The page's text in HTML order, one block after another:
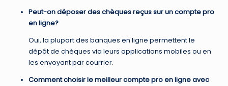
Peut-on déposer des chèques reçus sur un compte pro
en ligne?
Oui, la plupart des banques en ligne permettent le
dépôt de chèques via leurs applications mobiles ou en
les envoyant par courrier.
Comment choisir le meilleur compte pro en ligne avec